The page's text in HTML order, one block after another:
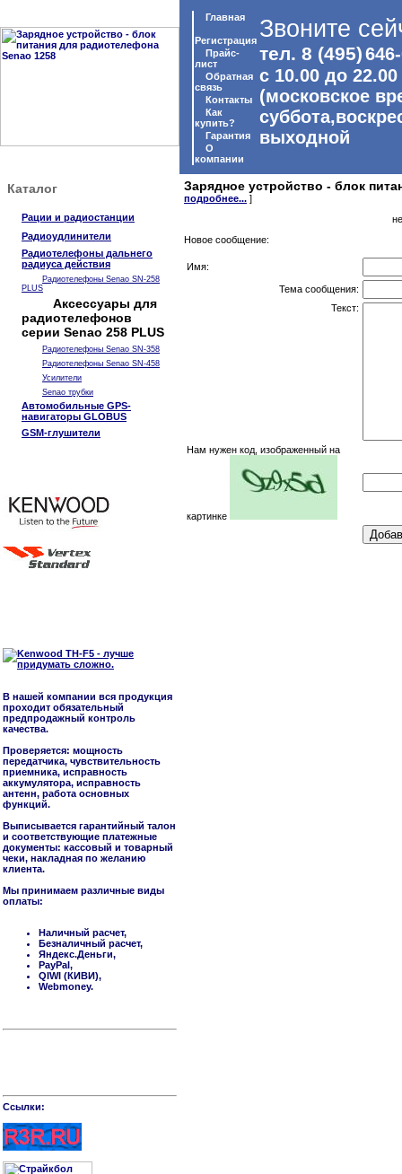
Главная
Регистрация
Прайс-
лист
Обратная
связь
Контакты
Как
купить?
Гарантия
O
компании
Звоните
тел. 8 (495)
с 10.00 до 22.00
(московское
выходной
Каталог
Рации и радиостанции
Радиоудлинители
Радиотелефоны дальнего
радиуса действия
Радиотелефоны Senao SN-258
PLUS
Аксессуары для
радиотелефонов
серии Senao 258 PLUS
Радиотелефоны Senao SN-358
Радиотелефоны Senao SN-458
Усилители
Senao трубки
Автомобильные GPS-
навигаторы GLOBUS
GSM-глушители
В нашей компании вся продукция
проходит обязательный
предпродажный контроль
качества.
Проверяется: мощность
передатчика, чувствительность
приемника, исправность
аккумулятора, исправность
антенн, работа основных
функций.
Выписывается гарантийный талон
и соответствующие платежные
документы: кассовый и товарный
чеки, накладная по желанию
клиента.
Мы принимаем различные виды
оплаты:
Наличный расчет,
Безналичный расчет,
Яндекс.Деньги,
PayPal,
QIWI (КИВИ),
Webmoney.
Cсылки:
Зарядное устройство - блок
подробнее... ]
Новое сообщение:
Имя:
Тема сообщения:
Текст:
Нам нужен код, изображенный на
картинке